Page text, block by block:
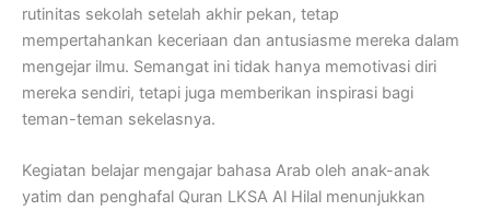
rutinitas sekolah setelah akhir pekan, tetap
mempertahankan keceriaan dan antusiasme mereka dalam
mengejar ilmu. Semangat ini tidak hanya memotivasi diri
mereka sendiri, tetapi juga memberikan inspirasi bagi
teman-teman sekelasnya.
Kegiatan belajar mengajar bahasa Arab oleh anak-anak
yatim dan penghafal Quran LKSA Al Hilal menunjukkan